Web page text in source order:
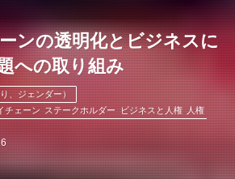
ンの透明化とビジネスに
への取り組み
、ジェンダー）
チェーン ステークホルダー ビジネスと人権 人権